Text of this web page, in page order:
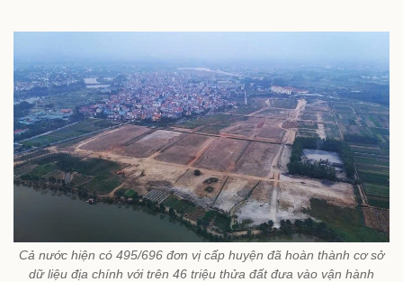
Cả nước hiện có 495/696 đơn vị cấp huyện đã hoàn thành cơ sở
dữ liệu địa chính với trên 46 triệu thửa đất đưa vào vận hành